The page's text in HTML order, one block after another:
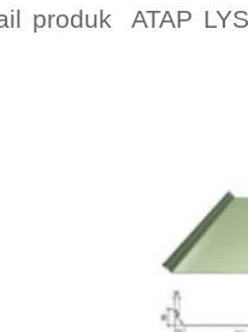
produk ATAP